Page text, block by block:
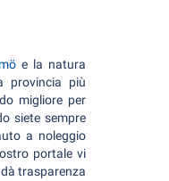
e la natura
provincia più
migliore per
siete sempre
a noleggio
portale vi
trasparenza